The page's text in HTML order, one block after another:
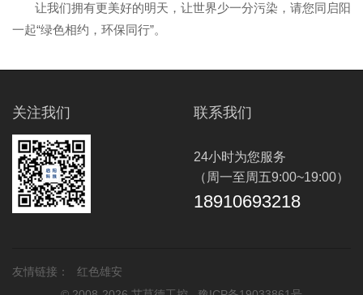
让我们拥有更美好的明天，让世界少一分污染，请您同启阳
一起“绿色相约，环保同行”。
关注我们 联系我们
24小时为您服务
（周一至周五9:00~19:00）
18910693218
友情链接：
红色雄安